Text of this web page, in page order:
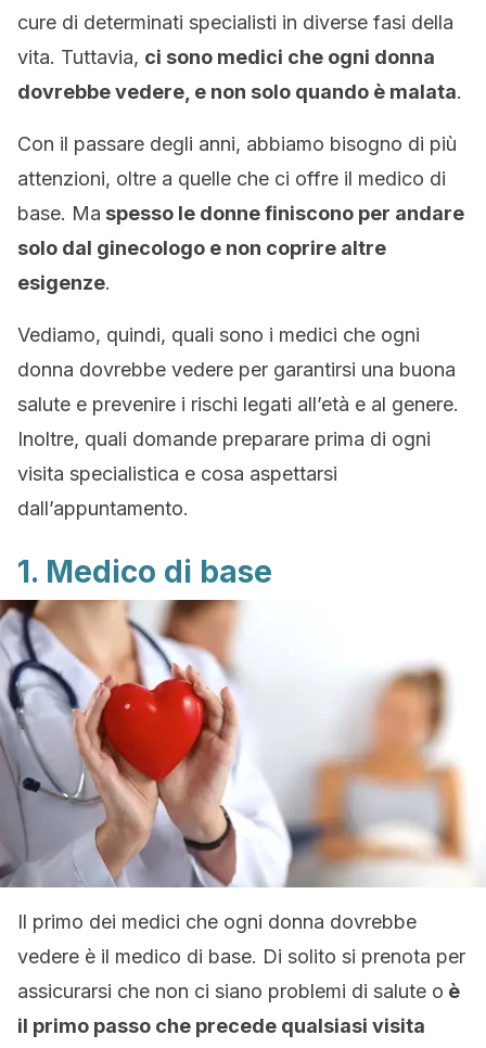
cure di determinati specialisti in diverse fasi della
vita. Tuttavia, ci sono medici che ogni donna
dovrebbe vedere, e non solo quando è malata.
Con il passare degli anni, abbiamo bisogno di più
attenzioni, oltre a quelle che ci offre il medico di
base. Ma spesso le donne finiscono per andare
solo dal ginecologo e non coprire altre
esigenze.
Vediamo, quindi, quali sono i medici che ogni
donna dovrebbe vedere per garantirsi una buona
salute e prevenire i rischi legati all’età e al genere.
Inoltre, quali domande preparare prima di ogni
visita specialistica e cosa aspettarsi
dall’appuntamento.
1. Medico di base
Il primo dei medici che ogni donna dovrebbe
vedere è il medico di base. Di solito si prenota per
assicurarsi che non ci siano problemi di salute o è
il primo passo che precede qualsiasi visita